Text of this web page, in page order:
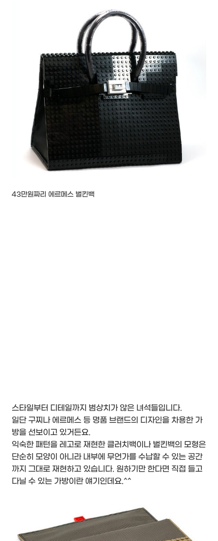
43만원짜리 에르메스 벌킨백
스타일부터 디테일까지 범상치가 않은 녀석들입니다.
일단 구찌나 에르메스 등 명품 브랜드의 디자인을 차용한 가
방을 선보이고 있거든요.
익숙한 패턴을 레고로 재현한 클러치백이나 벌킨백의 모형은
단순히 모양이 아니라 내부에 무언가를 수납할 수 있는 공간
까지 그대로 재현하고 있습니다. 원하기만 한다면 직접 들고
다닐 수 있는 가방이란 얘기인데요.^^